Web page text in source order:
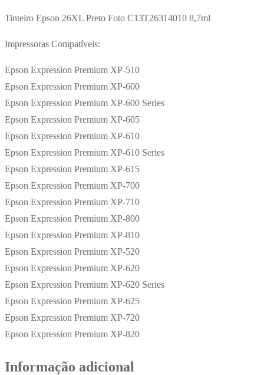
Tinteiro Epson 26XL Preto Foto C13T26314010 8,7ml
Impressoras Compatíveis:
Epson Expression Premium XP-510
Epson Expression Premium XP-600
Epson Expression Premium XP-600 Series
Epson Expression Premium XP-605
Epson Expression Premium XP-610
Epson Expression Premium XP-610 Series
Epson Expression Premium XP-615
Epson Expression Premium XP-700
Epson Expression Premium XP-710
Epson Expression Premium XP-800
Epson Expression Premium XP-810
Epson Expression Premium XP-520
Epson Expression Premium XP-620
Epson Expression Premium XP-620 Series
Epson Expression Premium XP-625
Epson Expression Premium XP-720
Epson Expression Premium XP-820
Informação adicional